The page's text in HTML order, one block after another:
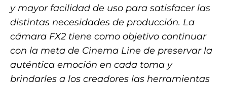
y mayor facilidad de uso para satisfacer las
distintas necesidades de producción. La
cámara FX2 tiene como objetivo continuar
con la meta de Cinema Line de preservar la
auténtica emoción en cada toma y
brindarles a los creadores las herramientas